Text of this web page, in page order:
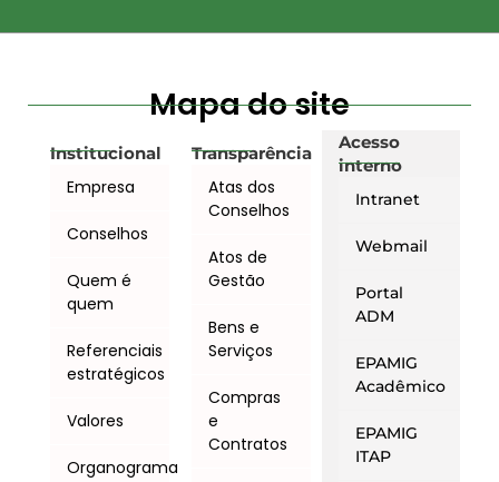
Mapa do site
Institucional
Empresa
Conselhos
Quem é
quem
Referenciais
estratégicos
Valores
Organograma
Transparência
Atas dos
Conselhos
Atos de
Gestão
Bens e
Serviços
Compras
e
Contratos
Acesso
interno
Intranet
Webmail
Portal
ADM
EPAMIG
Acadêmico
EPAMIG
ITAP